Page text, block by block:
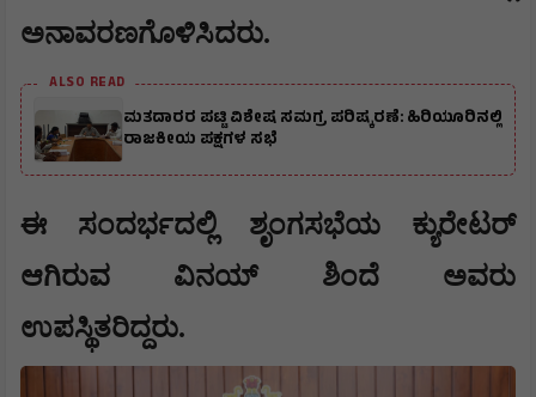
ಅನಾವರಣಗೊಳಿಸಿದರು.
ALSO READ
ಮತದಾರರ ಪಟ್ಟಿ ವಿಶೇಷ ಸಮಗ್ರ ಪರಿಷ್ಕರಣೆ: ಹಿರಿಯೂರಿನಲ್ಲಿ
ರಾಜಕೀಯ ಪಕ್ಷಗಳ ಸಭೆ
​ಈ ಸಂದರ್ಭದಲ್ಲಿ ಶೃಂಗಸಭೆಯ ಕ್ಯುರೇಟರ್
ಆಗಿರುವ ವಿನಯ್ ಶಿಂದೆ ಅವರು
ಉಪಸ್ಥಿತರಿದ್ದರು.